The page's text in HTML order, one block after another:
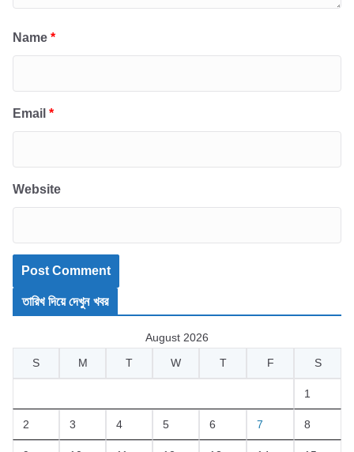
Name *
Email *
Website
তারিখ দিয়ে দেখুন খবর
August 2026
S
M T W T F S
1
2 3 4 5 6 7 8